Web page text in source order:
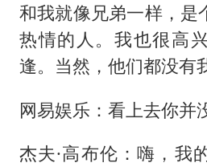
和我就像兄弟一样，是
热情的人。我也很高
逢。当然，他们都没有
网易娱乐：看上去你并
杰夫·高布伦：嗨，我